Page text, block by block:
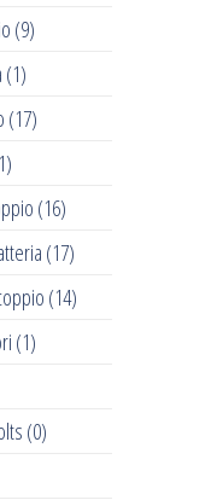
(9)
(1)
(17)
(16)
(17)
(14)
(1)
(0)